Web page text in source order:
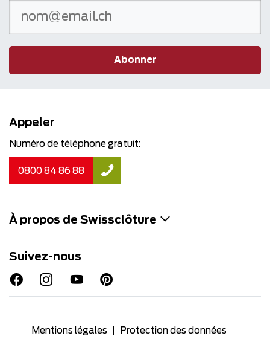
Abonner
Appeler
Numéro de téléphone gratuit:
0800 84 86 88
À propos de Swissclôture
Suivez-nous
Mentions légales Protection des données